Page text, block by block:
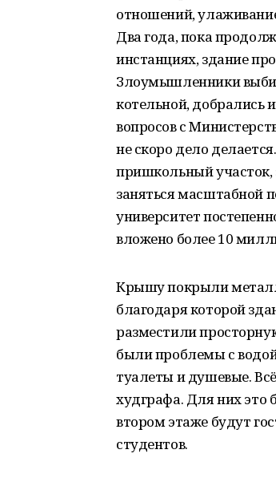
отношений,
Два года, пока
инстанциях, здание
Злоумышленники
котельной, добрались
вопросов с
не скоро дело
пришкольный участок,
заняться масштабной
университет
вложено более 10
Крышу покрыли
благодаря которой
разместили
были проблемы с водой
туалеты и душевые.
худграфа. Для них это
втором этаже будут
студентов.